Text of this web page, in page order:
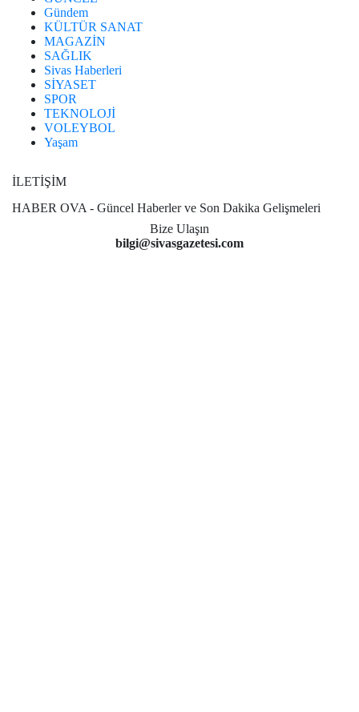
Gündem
KÜLTÜR SANAT
MAGAZİN
SAĞLIK
Sivas Haberleri
SİYASET
SPOR
TEKNOLOJİ
VOLEYBOL
Yaşam
İLETİŞİM
HABER OVA - Güncel Haberler ve Son Dakika Gelişmeleri
Bize Ulaşın
bilgi@sivasgazetesi.com